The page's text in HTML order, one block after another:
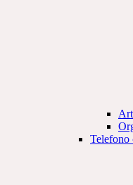
Telefono